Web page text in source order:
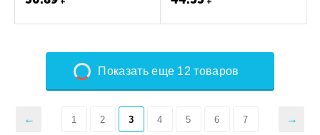
Показать еще 12 товаров
1 2 3 4 5 6 7